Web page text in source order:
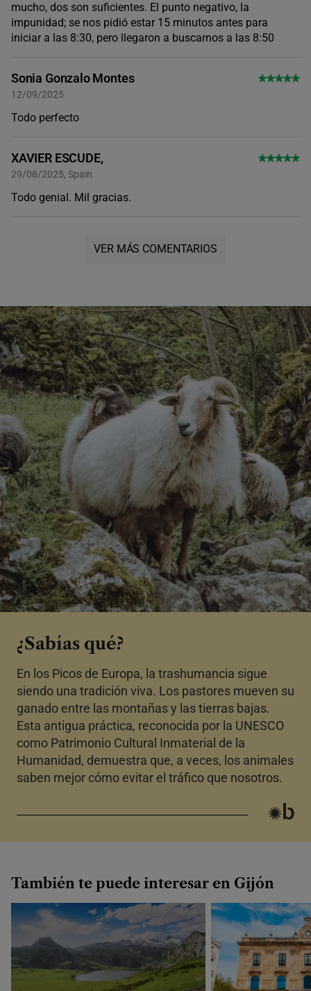
mucho, dos son suficientes. El punto negativo, la
impunidad; se nos pidió estar 15 minutos antes para
iniciar a las 8:30, pero llegaron a buscarnos a las 8:50
Sonia Gonzalo Montes
12/09/2025
Todo perfecto
XAVIER ESCUDE,
29/08/2025, Spain
Todo genial. Mil gracias.
VER MÁS COMENTARIOS
¿Sabías qué?
En los Picos de Europa, la trashumancia sigue
siendo una tradición viva. Los pastores mueven su
ganado entre las montañas y las tierras bajas.
Esta antigua práctica, reconocida por la UNESCO
como Patrimonio Cultural Inmaterial de la
Humanidad, demuestra que, a veces, los animales
saben mejor cómo evitar el tráfico que nosotros.
También te puede interesar en Gijón